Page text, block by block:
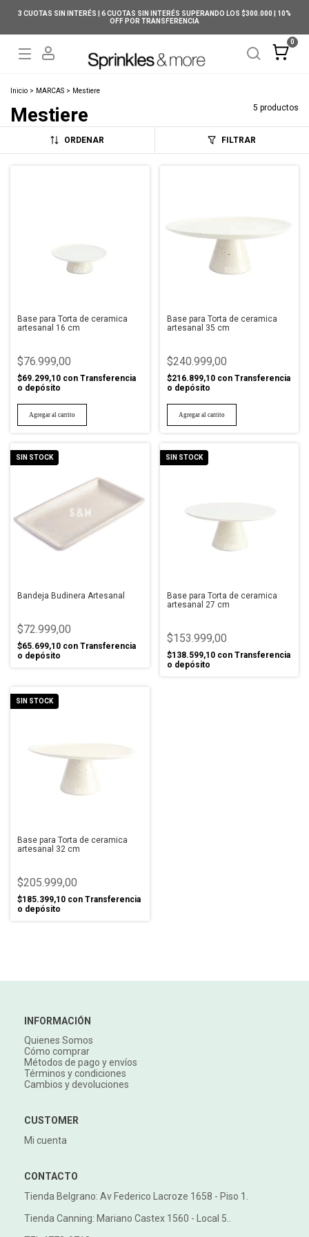
3 CUOTAS SIN INTERÉS | 6 CUOTAS SIN INTERÉS SUPERANDO LOS $300.000 | 10%
OFF POR TRANSFERENCIA
0
Inicio > MARCAS > Mestiere
Mestiere 5 productos
ORDENAR FILTRAR
Base para Torta de ceramica
artesanal 16 cm
$76.999,00
$69.299,10 con Transferencia
o depósito
Base para Torta de ceramica
artesanal 35 cm
$240.999,00
$216.899,10 con Transferencia
o depósito
SIN STOCK
Bandeja Budinera Artesanal
$72.999,00
$65.699,10 con Transferencia
o depósito
SIN STOCK
Base para Torta de ceramica
artesanal 27 cm
$153.999,00
$138.599,10 con Transferencia
o depósito
SIN STOCK
Base para Torta de ceramica
artesanal 32 cm
$205.999,00
$185.399,10 con Transferencia
o depósito
INFORMACIÓN
Quienes Somos
Cómo comprar
Métodos de pago y envíos
Términos y condiciones
Cambios y devoluciones
CUSTOMER
Mi cuenta
CONTACTO
Tienda Belgrano: Av Federico Lacroze 1658 - Piso 1.
Tienda Canning: Mariano Castex 1560 - Local 5..